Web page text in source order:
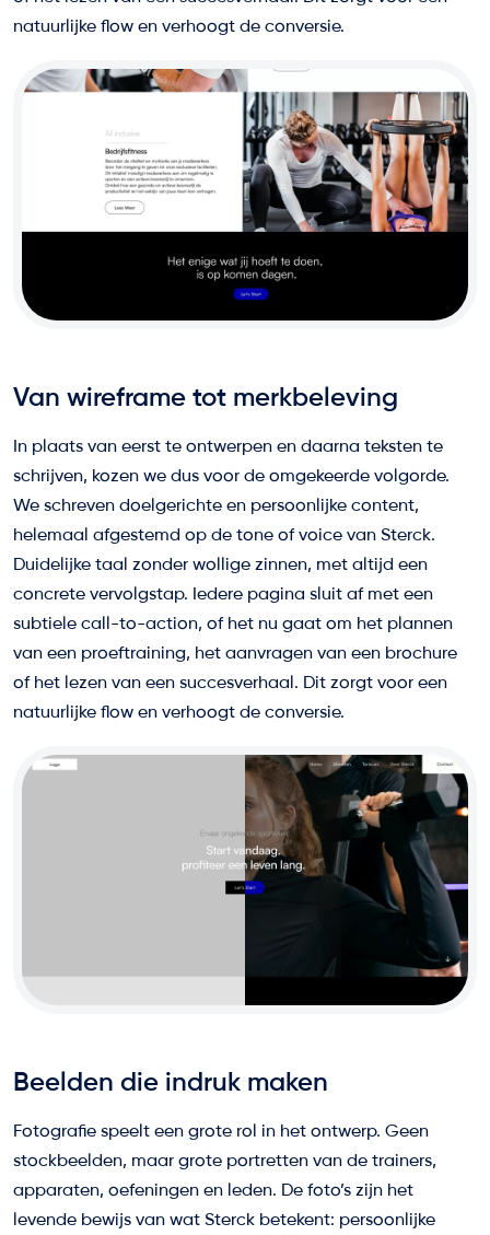
natuurlijke flow en verhoogt de conversie.
Van wireframe tot merkbeleving
In plaats van eerst te ontwerpen en daarna teksten te
schrijven, kozen we dus voor de omgekeerde volgorde.
We schreven doelgerichte en persoonlijke content,
helemaal afgestemd op de tone of voice van Sterck.
Duidelijke taal zonder wollige zinnen, met altijd een
concrete vervolgstap. Iedere pagina sluit af met een
subtiele call-to-action, of het nu gaat om het plannen
van een proeftraining, het aanvragen van een brochure
of het lezen van een succesverhaal. Dit zorgt voor een
natuurlijke flow en verhoogt de conversie.
Beelden die indruk maken
Fotografie speelt een grote rol in het ontwerp. Geen
stockbeelden, maar grote portretten van de trainers,
apparaten, oefeningen en leden. De foto’s zijn het
levende bewijs van wat Sterck betekent: persoonlijke